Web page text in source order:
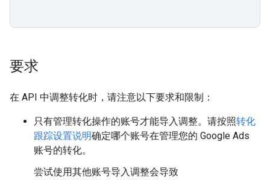
要求
在 API 中调整转化时，请注意以下要求和限制：
只有管理转化操作的账号才能导入调整。请按照转化
跟踪设置说明确定哪个账号在管理您的 Google Ads
账号的转化。
尝试使用其他账号导入调整会导致